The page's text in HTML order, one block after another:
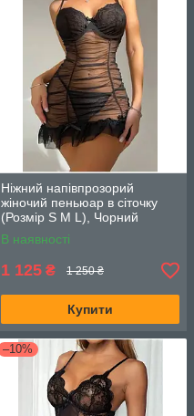
Ніжний напівпрозорий
жіночий пеньюар в сіточку
(Розмір S M L), Чорний
В наявності
1 125 ₴ 1 250 ₴
Купити
–10%